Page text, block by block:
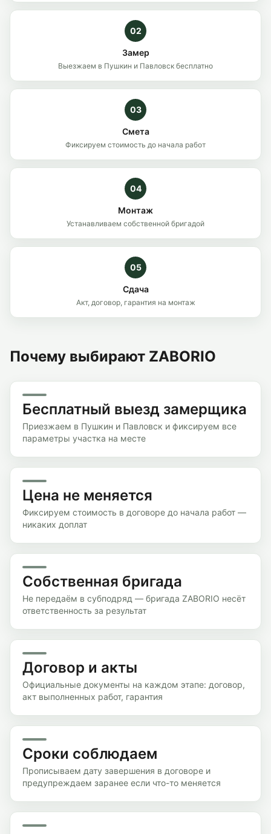
02
Замер
Выезжаем в Пушкин и Павловск бесплатно
03
Смета
Фиксируем стоимость до начала работ
04
Монтаж
Устанавливаем собственной бригадой
05
Сдача
Акт, договор, гарантия на монтаж
Почему выбирают ZABORIO
Бесплатный выезд замерщика
Приезжаем в Пушкин и Павловск и фиксируем все
параметры участка на месте
Цена не меняется
Фиксируем стоимость в договоре до начала работ —
никаких доплат
Собственная бригада
Не передаём в субподряд — бригада ZABORIO несёт
ответственность за результат
Договор и акты
Официальные документы на каждом этапе: договор,
акт выполненных работ, гарантия
Сроки соблюдаем
Прописываем дату завершения в договоре и
предупреждаем заранее если что-то меняется